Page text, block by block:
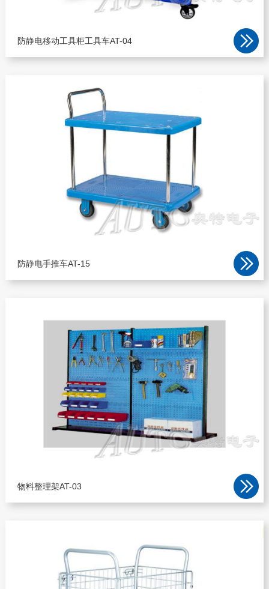
防静电移动工具柜工具车AT-04
防静电手推车AT-15
物料整理架AT-03